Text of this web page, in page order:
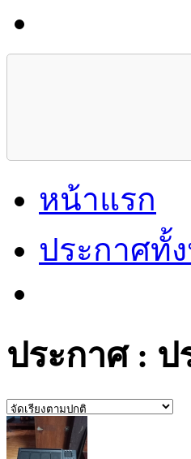
หน้าแรก
ประกาศทั้
ประกาศ :